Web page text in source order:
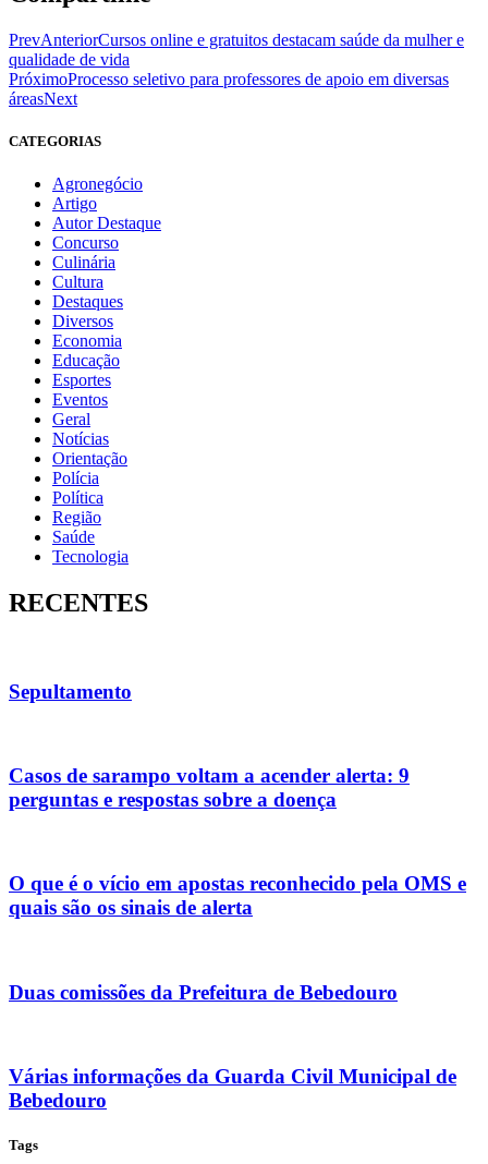
PrevAnteriorCursos online e gratuitos destacam saúde da mulher e
qualidade de vida
PróximoProcesso seletivo para professores de apoio em diversas
áreasNext
CATEGORIAS
Agronegócio
Artigo
Autor Destaque
Concurso
Culinária
Cultura
Destaques
Diversos
Economia
Educação
Esportes
Eventos
Geral
Notícias
Orientação
Polícia
Política
Região
Saúde
Tecnologia
RECENTES
Sepultamento
Casos de sarampo voltam a acender alerta: 9
perguntas e respostas sobre a doença
O que é o vício em apostas reconhecido pela OMS e
quais são os sinais de alerta
Duas comissões da Prefeitura de Bebedouro
Várias informações da Guarda Civil Municipal de
Bebedouro
Tags